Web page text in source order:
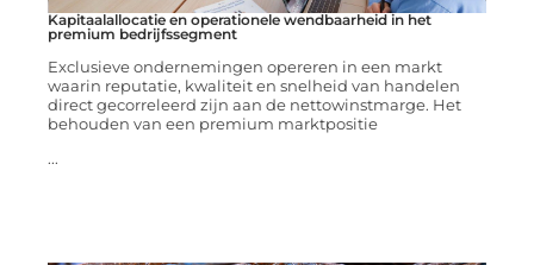
Kapitaalallocatie en operationele wendbaarheid in het
premium bedrijfssegment
Exclusieve ondernemingen opereren in een markt
waarin reputatie, kwaliteit en snelheid van handelen
direct gecorreleerd zijn aan de nettowinstmarge. Het
behouden van een premium marktpositie
...